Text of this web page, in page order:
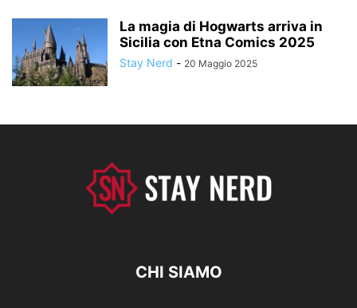
La magia di Hogwarts arriva in
Sicilia con Etna Comics 2025
Stay Nerd - 20 Maggio 2025
CHI SIAMO